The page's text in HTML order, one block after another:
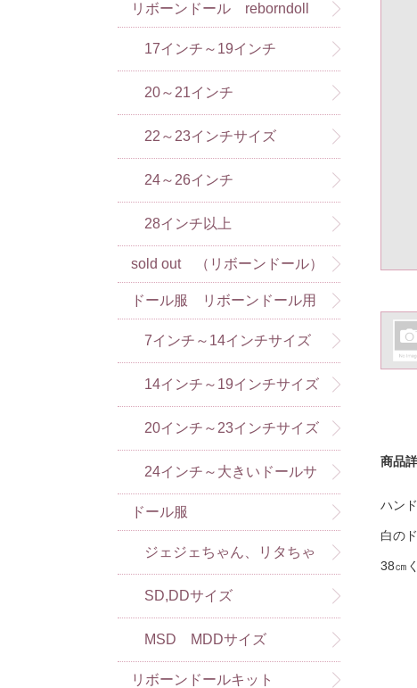
商品
ハン
白の
38㎝
リボーンドール reborndoll
17インチ～19インチ
20～21インチ
22～23インチサイズ
24～26インチ
28インチ以上
sold out （リボーンドール）
ドール服 リボーンドール用
（アドラドール含）
7インチ～14インチサイズ
14インチ～19インチサイズ
20インチ～23インチサイズ
24インチ～大きいドールサ
イズ
ドール服
ジェジェちゃん、リタちゃ
んなど）
SD,DDサイズ
MSD MDDサイズ
リボーンドールキット